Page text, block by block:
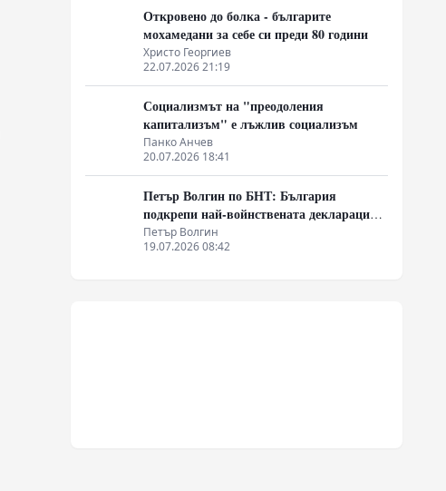
Откровено до болка - българите
мохамедани за себе си преди 80 години
Христо Георгиев
22.07.2026 21:19
Социализмът на "преодоления
капитализъм" е лъжлив социализъм
Панко Анчев
20.07.2026 18:41
Петър Волгин по БНТ: България
подкрепи най-войнствената декларация,
която някога съм чел
Петър Волгин
19.07.2026 08:42